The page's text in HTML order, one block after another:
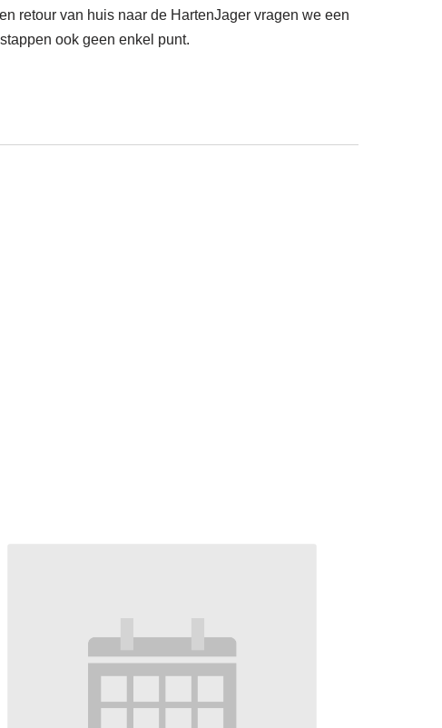
retour van huis naar de HartenJager vragen we een
ook geen enkel punt.